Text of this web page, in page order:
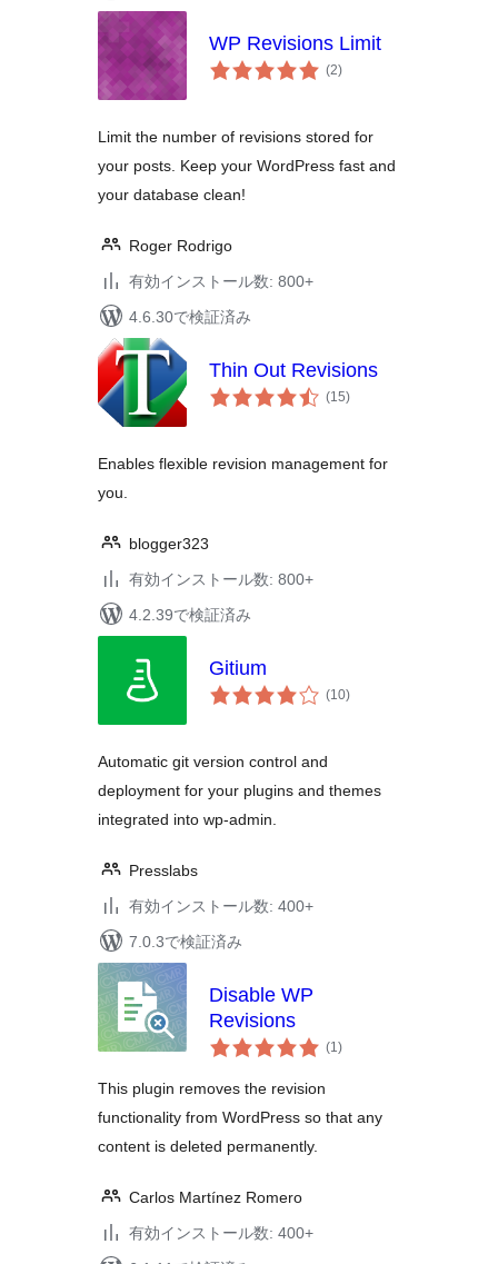
WP Revisions Limit
(2個
の)
Limit the number of revisions stored for
your posts. Keep your WordPress fast and
your database clean!
Roger Rodrigo
有効インストール数: 800+
4.6.30で検証済み
Thin Out Revisions
(15個
の)
Enables flexible revision management for
you.
blogger323
有効インストール数: 800+
4.2.39で検証済み
Gitium
(10個
の)
Automatic git version control and
deployment for your plugins and themes
integrated into wp-admin.
Presslabs
有効インストール数: 400+
7.0.3で検証済み
Disable WP
Revisions
(1個
の)
This plugin removes the revision
functionality from WordPress so that any
content is deleted permanently.
Carlos Martínez Romero
有効インストール数: 400+